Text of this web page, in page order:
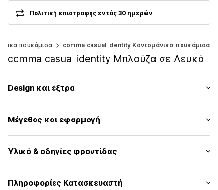
Πολιτική επιστροφής εντός 30 ημερών
πουκάμισα comma casual identity Κοντομάνικα πουκάμισα
comma casual identity Μπλούζα σε Λευκό
Design και έξτρα
Βισκόζη
Γιακάς kent
Ντραπέ / με σούρες
Γαζωμένο στρίφωμα/άκρη
Κλασική μπλούζα
Μέγεθος και εφαρμογή
Μήκος: Μήκος κανονικό
Εφαρμογή: Χαλαρή εφαρμογή
Πίνακας μεγεθών
Υλικό & οδηγίες φροντίδας
Υλικό: 84% Βισκόζη, 16% Πολυαμίδιο - PA
Πληροφορίες Κατασκευαστή